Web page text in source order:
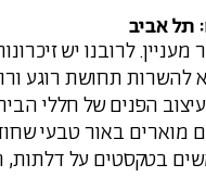
תל אביב
לרובנו יש
להשרות תחושת רוגע
הפנים של חללי
מוארים באור טבעי
בטקסטים על דלתות,